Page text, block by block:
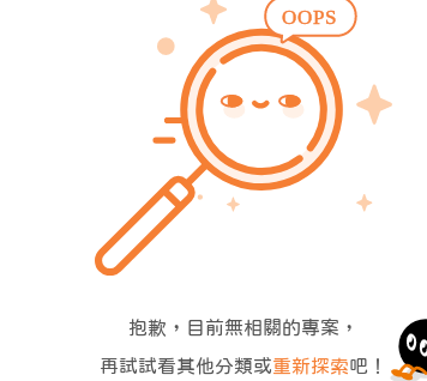
抱歉，目前無相關的專案，
再試試看其他分類或重新探索吧！